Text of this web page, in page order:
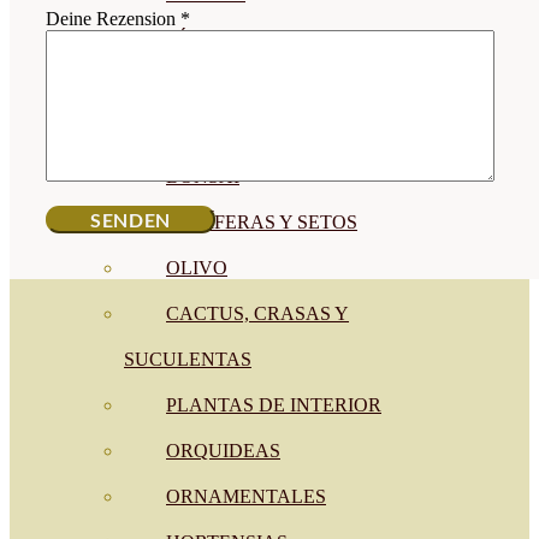
BONSAI
CONÍFERAS Y SETOS
OLIVO
CACTUS, CRASAS Y
SUCULENTAS
PLANTAS DE INTERIOR
ORQUIDEAS
ORNAMENTALES
Deine Rezension *